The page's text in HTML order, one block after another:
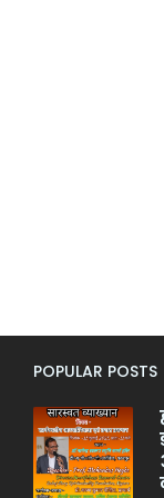
POPULAR POSTS